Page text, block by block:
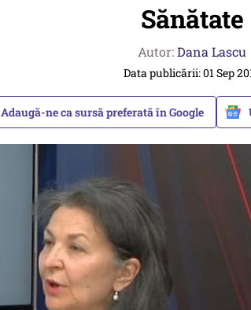
Sănătate
Autor:Dana Lascu
Data publicării: 01 Sep
Adaugă-ne ca sursă preferată în Google